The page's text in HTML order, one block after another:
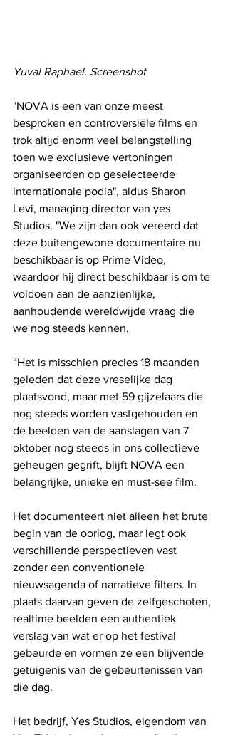
Yuval Raphael. Screenshot
"NOVA is een van onze meest
besproken en controversiële films en
trok altijd enorm veel belangstelling
toen we exclusieve vertoningen
organiseerden op geselecteerde
internationale podia", aldus Sharon
Levi, managing director van yes
Studios. "We zijn dan ook vereerd dat
deze buitengewone documentaire nu
beschikbaar is op Prime Video,
waardoor hij direct beschikbaar is om te
voldoen aan de aanzienlijke,
aanhoudende wereldwijde vraag die
we nog steeds kennen.
“Het is misschien precies 18 maanden
geleden dat deze vreselijke dag
plaatsvond, maar met 59 gijzelaars die
nog steeds worden vastgehouden en
de beelden van de aanslagen van 7
oktober nog steeds in ons collectieve
geheugen gegrift, blijft NOVA een
belangrijke, unieke en must-see film.
Het documenteert niet alleen het brute
begin van de oorlog, maar legt ook
verschillende perspectieven vast
zonder een conventionele
nieuwsagenda of narratieve filters. In
plaats daarvan geven de zelfgeschoten,
realtime beelden een authentiek
verslag van wat er op het festival
gebeurde en vormen ze een blijvende
getuigenis van de gebeurtenissen van
die dag.
Het bedrijf, Yes Studios, eigendom van